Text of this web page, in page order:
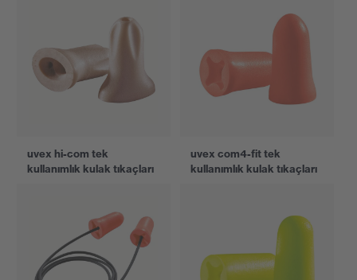
uvex hi-com tek
kullanımlık kulak tıkaçları
uvex com4-fit tek
kullanımlık kulak tıkaçları